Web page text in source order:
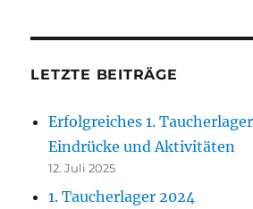
LETZTE BEITRÄGE
Erfolgreiches 1.
Eindrücke und Aktivitäten
12. Juli 2025
1. Taucherlager 2024